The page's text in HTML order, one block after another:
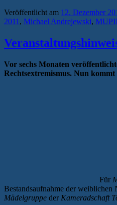
Veröffentlicht am 12. Dezember
2011 , Michael Andrejewski,
Vor sechs Monaten
Rechtsextremismus. Nun
Für
Bestandsaufnahme der
Mädelgruppe der Kameradschaft